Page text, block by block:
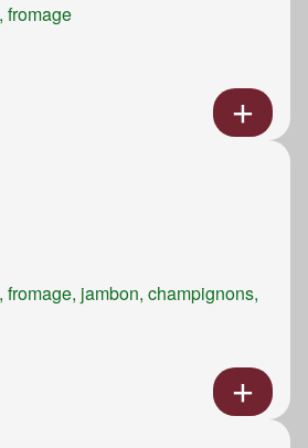
fromage
fromage, jambon, champignons,